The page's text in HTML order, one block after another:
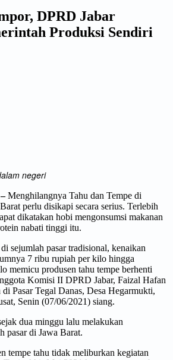
DPRD Jabar
Produksi Sendiri
negeri
Menghilangnya Tahu dan Tempe di
perlu disikapi secara serius. Terlebih
dikatakan hobi mengonsumsi makanan
nabati tinggi itu.
sejumlah pasar tradisional, kenaikan
7 ribu rupiah per kilo hingga
memicu produsen tahu tempe berhenti
Komisi II DPRD Jabar, Faizal Hafan
Pasar Tegal Danas, Desa Hegarmukti,
Senin (07/06/2021) siang.
dua minggu lalu melakukan
pasar di Jawa Barat.
tempe tahu tidak meliburkan kegiatan